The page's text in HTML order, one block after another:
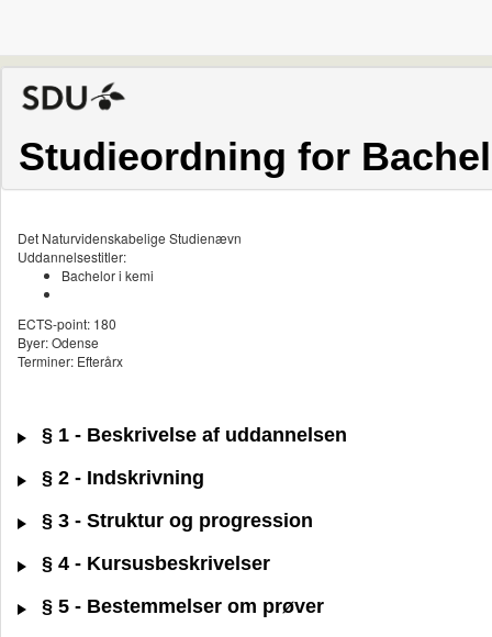
Studieordning for
Det Naturvidenskabelige Studienævn
Uddannelsestitler:
Bachelor i kemi
ECTS-point: 180
Byer: Odense
Terminer: Efterårx
§ 1 - Beskrivelse af uddannelsen
§ 2 - Indskrivning
§ 3 - Struktur og progression
§ 4 - Kursusbeskrivelser
§ 5 - Bestemmelser om prøver